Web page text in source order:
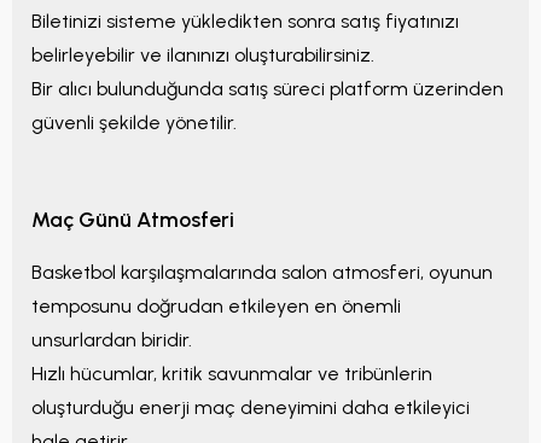
Biletinizi sisteme yükledikten sonra satış fiyatınızı
belirleyebilir ve ilanınızı oluşturabilirsiniz.
Bir alıcı bulunduğunda satış süreci platform üzerinden
güvenli şekilde yönetilir.
Maç Günü Atmosferi
Basketbol karşılaşmalarında salon atmosferi, oyunun
temposunu doğrudan etkileyen en önemli
unsurlardan biridir.
Hızlı hücumlar, kritik savunmalar ve tribünlerin
oluşturduğu enerji maç deneyimini daha etkileyici